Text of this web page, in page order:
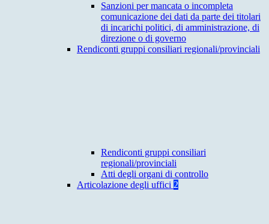
Sanzioni per mancata o incompleta
comunicazione dei dati da parte dei titolari
di incarichi politici, di amministrazione, di
direzione o di governo
Rendiconti gruppi consiliari regionali/provinciali
Rendiconti gruppi consiliari
regionali/provinciali
Atti degli organi di controllo
Articolazione degli uffici 2